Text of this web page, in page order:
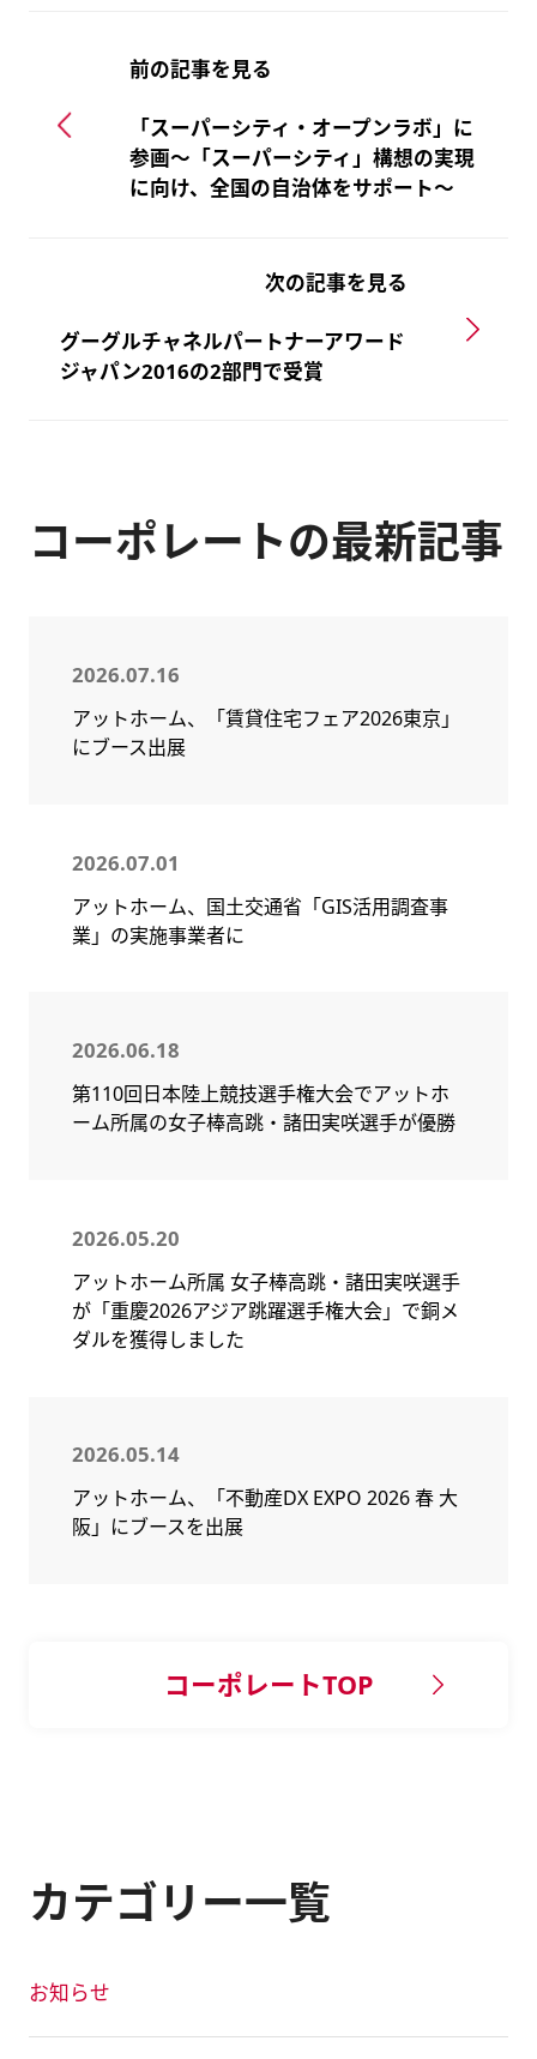
前の記事を見る
「スーパーシティ・オープンラボ」に
参画～「スーパーシティ」構想の実現
に向け、全国の自治体をサポート～
次の記事を見る
グーグルチャネルパートナーアワード
ジャパン2016の2部門で受賞
コーポレートの最新記事
2026.07.16
アットホーム、「賃貸住宅フェア2026東京」
にブース出展
2026.07.01
アットホーム、国土交通省「GIS活用調査事
業」の実施事業者に
2026.06.18
第110回日本陸上競技選手権大会でアットホ
ーム所属の女子棒高跳・諸田実咲選手が優勝
2026.05.20
アットホーム所属 女子棒高跳・諸田実咲選手
が「重慶2026アジア跳躍選手権大会」で銅メ
ダルを獲得しました
2026.05.14
アットホーム、「不動産DX EXPO 2026 春 大
阪」にブースを出展
コーポレートTOP
カテゴリー一覧
お知らせ